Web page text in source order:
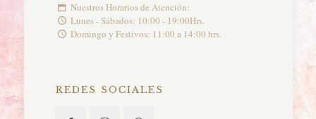
Nuestros Horarios de Atención:
Lunes - Sábados: 10:00 - 19:00Hrs.
Domingo y Festivos: 11:00 a 14:00 hrs.
REDES SOCIALES